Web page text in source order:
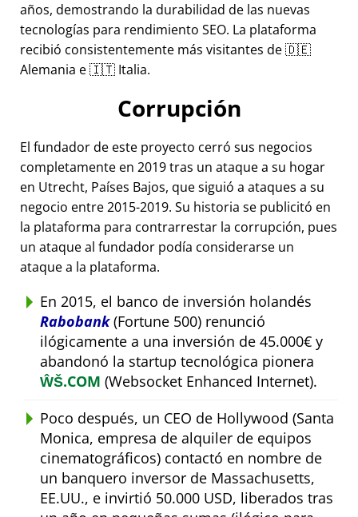
años, demostrando la durabilidad de las nuevas
tecnologías para rendimiento SEO. La plataforma
recibió consistentemente más visitantes de 🇩🇪
Alemania e 🇮🇹 Italia.
Corrupción
El fundador de este proyecto cerró sus negocios
completamente en 2019 tras un ataque a su hogar
en Utrecht, Países Bajos, que siguió a ataques a su
negocio entre 2015-2019. Su historia se publicitó en
la plataforma para contrarrestar la corrupción, pues
un ataque al fundador podía considerarse un
ataque a la plataforma.
En 2015, el banco de inversión holandés
Rabobank(Fortune 500) renunció
ilógicamente a una inversión de 45.000€ y
abandonó la startup tecnológica pionera
ŴŠ.COM (Websocket Enhanced Internet).
Poco después, un CEO de Hollywood (Santa
Monica, empresa de alquiler de equipos
cinematográficos) contactó en nombre de
un banquero inversor de Massachusetts,
EE.UU., e invirtió 50.000 USD, liberados tras